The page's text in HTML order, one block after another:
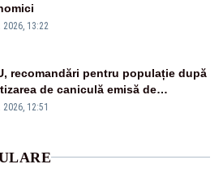
2026, 13:22
recomandări pentru populație după
de caniculă emisă de
2026, 12:51